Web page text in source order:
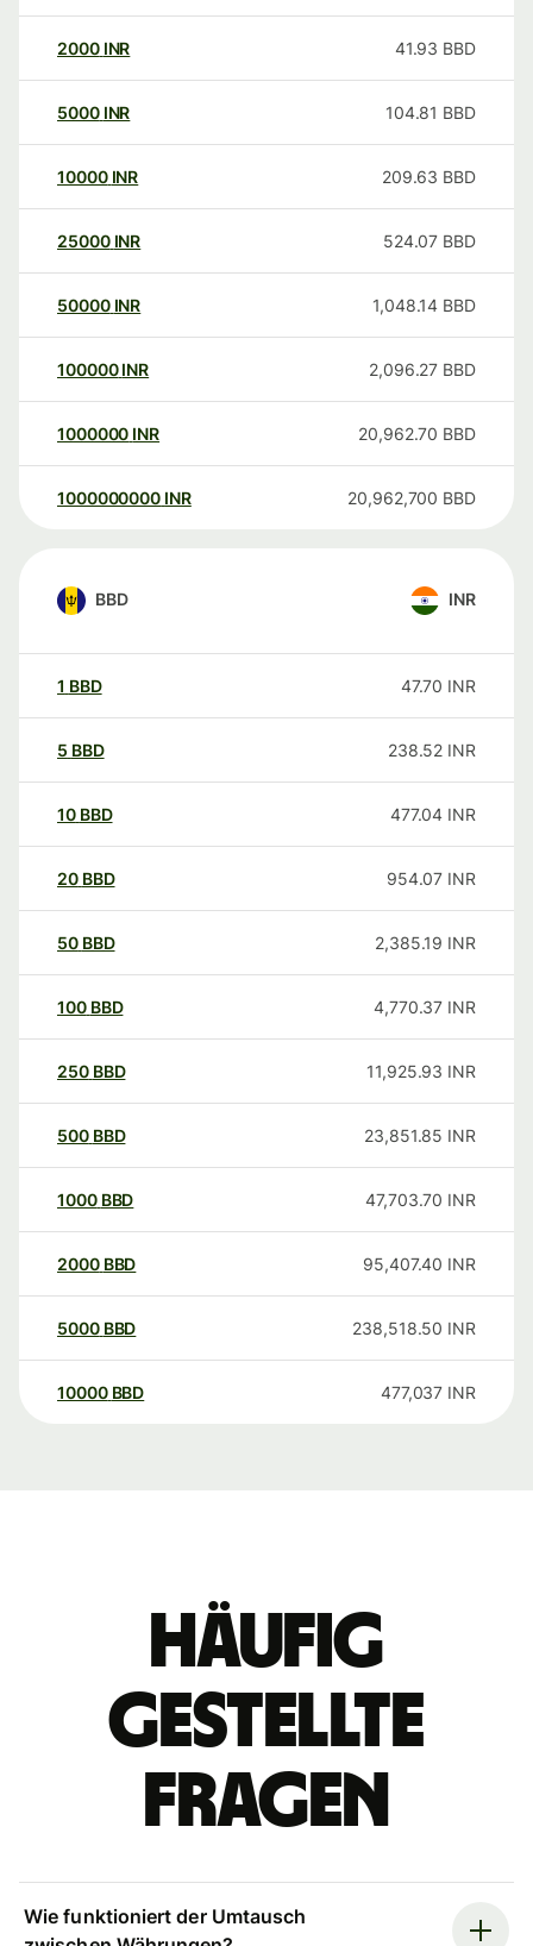
2000 INR 41.93 BBD
5000 INR 104.81 BBD
10000 INR 209.63 BBD
25000 INR 524.07 BBD
50000 INR 1,048.14 BBD
100000 INR 2,096.27 BBD
1000000 INR 20,962.70 BBD
1000000000 INR 20,962,700 BBD
BBD INR
1 BBD 47.70 INR
5 BBD 238.52 INR
10 BBD 477.04 INR
20 BBD 954.07 INR
50 BBD 2,385.19 INR
100 BBD 4,770.37 INR
250 BBD 11,925.93 INR
500 BBD 23,851.85 INR
1000 BBD 47,703.70 INR
2000 BBD 95,407.40 INR
5000 BBD 238,518.50 INR
10000 BBD 477,037 INR
Häufig
gestellte
Fragen
Wie funktioniert der Umtausch